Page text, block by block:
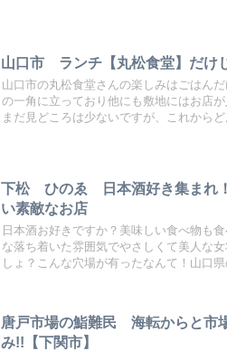
山口市 ランチ【丸松食堂】だけ
山口市の丸松食堂さんの楽しみはごはん
の一角に立っており他にも敷地にはお店
まだ見どころは少ないですが、これから
下松 ひのゑ 日本酒好き集まれ
い素敵なお店
日本酒お好きですか？美味しい食べ物も
な落ち着いた雰囲気でやさしくて美人な
しょ？こんな穴場が有ったなんて！山口
唐戸市場の鮨難民 海転からと市
み!!【下関市】